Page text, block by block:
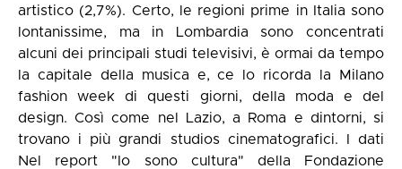
artistico (2,7%). Certo, le regioni prime in Italia sono
lontanissime, ma in Lombardia sono concentrati
alcuni dei principali studi televisivi, è ormai da tempo
la capitale della musica e, ce lo ricorda la Milano
fashion week di questi giorni, della moda e del
design. Così come nel Lazio, a Roma e dintorni, si
trovano i più grandi studios cinematografici. I dati
Nel report "Io sono cultura" della Fondazione